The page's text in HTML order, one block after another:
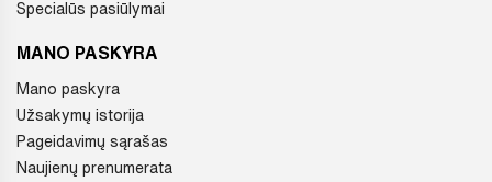
Specialūs pasiūlymai
MANO PASKYRA
Mano paskyra
Užsakymų istorija
Pageidavimų sąrašas
Naujienų prenumerata